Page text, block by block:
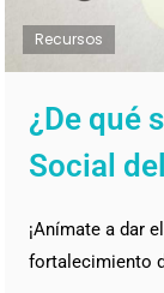
Recursos
¿De qué
Social
¡Anímate a dar
fortalecimiento